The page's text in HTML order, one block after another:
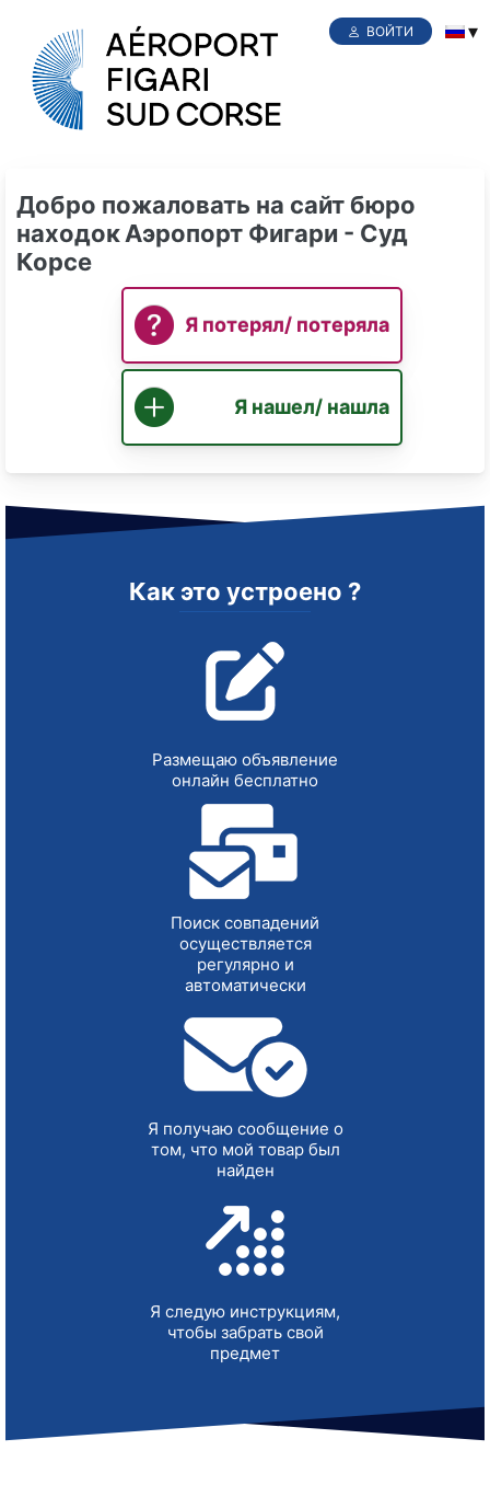
ВОЙТИ
Добро пожаловать на сайт бюро
находокАэропорт Фигари - Суд
Корсе
Я потерял/ потеряла
Я нашел/ нашла
Как это устроено ?
Размещаю объявление
онлайн бесплатно
Поиск совпадений
осуществляется
регулярно и
автоматически
Я получаю сообщение о
том, что мой товар был
найден
Я следую инструкциям,
чтобы забрать свой
предмет